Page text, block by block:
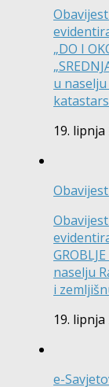
„DO I
u
19. lipnja
naselju
i
19. lipnja
e-